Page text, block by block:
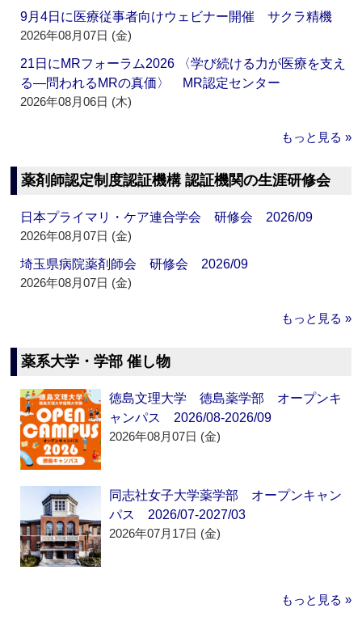
9月4日に医療従事者向けウェビナー開催 サクラ精機
2026年08月07日 (金)
21日にMRフォーラム2026 〈学び続ける力が医療を支え
る―問われるMRの真価〉 MR認定センター
2026年08月06日 (木)
もっと見る »
薬剤師認定制度認証機構 認証機関の生涯研修会
日本プライマリ・ケア連合学会 研修会 2026/09
2026年08月07日 (金)
埼玉県病院薬剤師会 研修会 2026/09
2026年08月07日 (金)
もっと見る »
薬系大学・学部 催し物
徳島文理大学 徳島薬学部 オープンキ
ャンパス 2026/08-2026/09
2026年08月07日 (金)
同志社女子大学薬学部 オープンキャン
パス 2026/07-2027/03
2026年07月17日 (金)
もっと見る »